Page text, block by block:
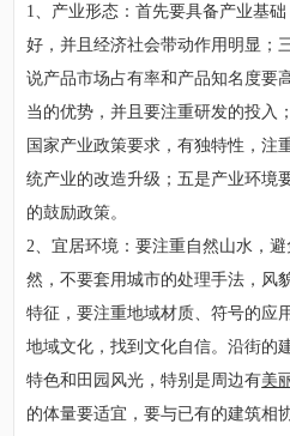
1、产业形态：首先要具备产业基
好，并且经济社会带动作用明显；
说产品市场占有率和产品知名度要
当的优势，并且要注重研发的投入
国家产业政策要求，有独特性，注
统产业的改造升级；五是产业环境
的鼓励政策。
2、宜居环境：要注重自然山水，
然，不要套用城市的处理手法，风
特征，要注重地域材质、符号的应
地域文化，找到文化自信。沿街的
特色和田园风光，特别是周边有美
的体量要适宜，要与已有的建筑相